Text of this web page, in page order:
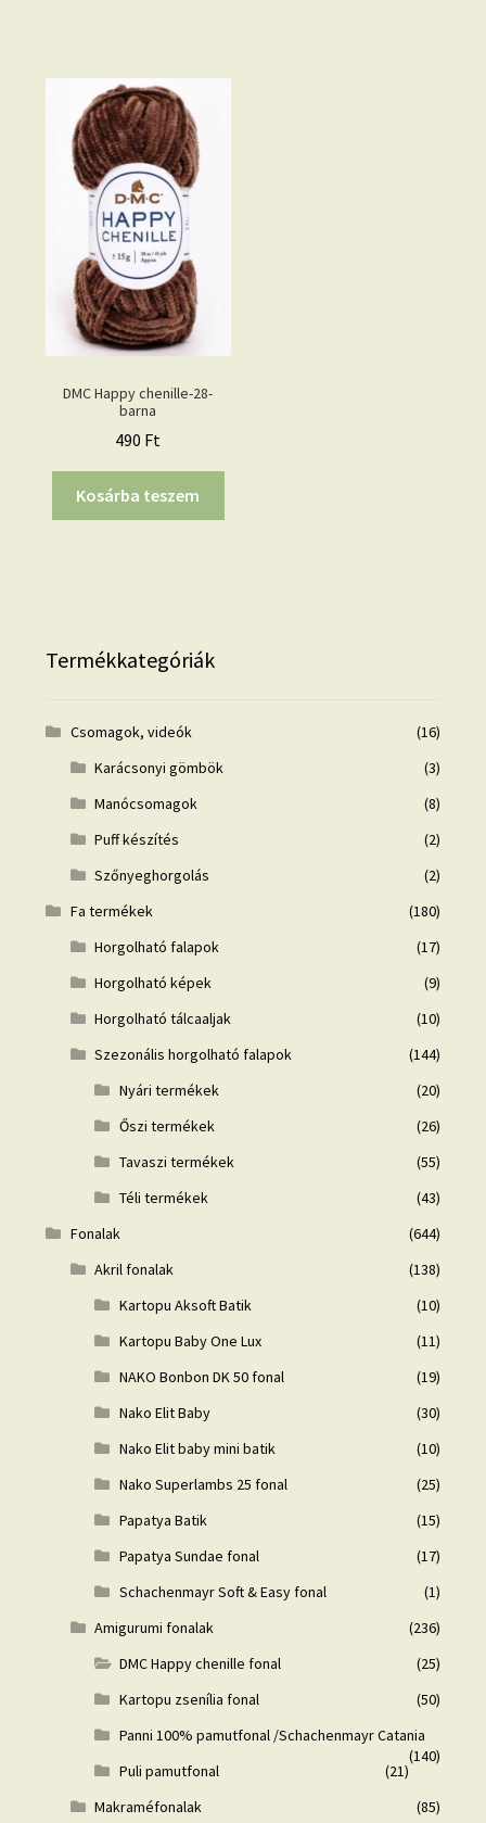
DMC Happy chenille-28-
barna
490 Ft
Kosárba teszem
Termékkategóriák
Csomagok, videók
(16)
Karácsonyi gömbök
(3)
Manócsomagok
(8)
Puff készítés
(2)
Szőnyeghorgolás
(2)
Fa termékek
(180)
Horgolható falapok
(17)
Horgolható képek
(9)
Horgolható tálcaaljak
(10)
Szezonális horgolható falapok
(144)
Nyári termékek
(20)
Őszi termékek
(26)
Tavaszi termékek
(55)
Téli termékek
(43)
Fonalak
(644)
Akril fonalak
(138)
Kartopu Aksoft Batik
(10)
Kartopu Baby One Lux
(11)
NAKO Bonbon DK 50 fonal
(19)
Nako Elit Baby
(30)
Nako Elit baby mini batik
(10)
Nako Superlambs 25 fonal
(25)
Papatya Batik
(15)
Papatya Sundae fonal
(17)
Schachenmayr Soft & Easy fonal
(1)
Amigurumi fonalak
(236)
DMC Happy chenille fonal
(25)
Kartopu zsenília fonal
(50)
Panni 100% pamutfonal /Schachenmayr Catania
(140)
Puli pamutfonal
(21)
Makraméfonalak
(85)